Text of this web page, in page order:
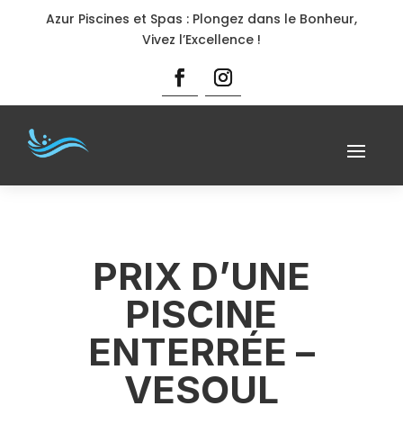
Azur Piscines et Spas : Plongez dans le Bonheur,
Vivez l’Excellence !
PRIX D’UNE
PISCINE
ENTERRÉE –
VESOUL